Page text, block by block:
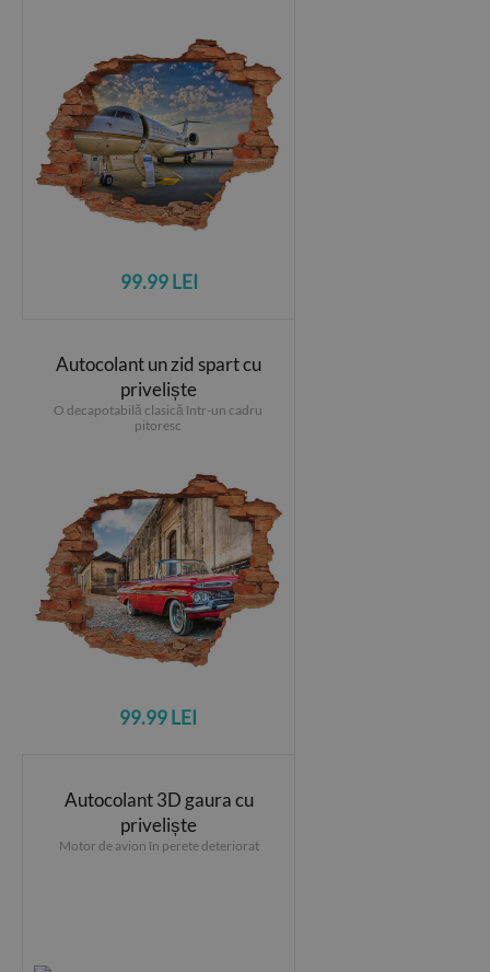
99.99 LEI
Autocolant un zid spart cu
priveliște
O decapotabilă clasică într-un cadru
pitoresc
99.99 LEI
Autocolant 3D gaura cu
priveliște
Motor de avion în perete deteriorat